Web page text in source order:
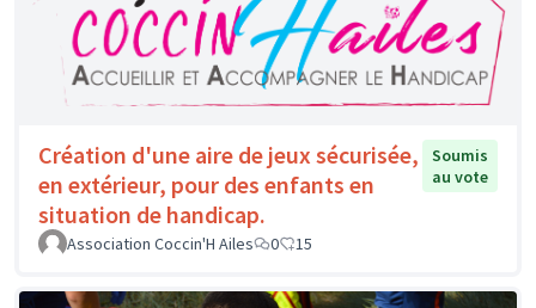
Création d'une aire de jeux sécurisée,
en extérieur, pour des enfants en
situation de handicap.
Soumis
au vote
Association Coccin'H Ailes 0 15